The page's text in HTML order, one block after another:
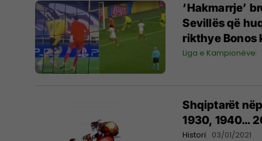
‘Hakmarrje’
Sevillës që
rikthye Bonos
Liga e Kampionëve
Shqiptarët
1930, 1940…
Histori 03/01/2021